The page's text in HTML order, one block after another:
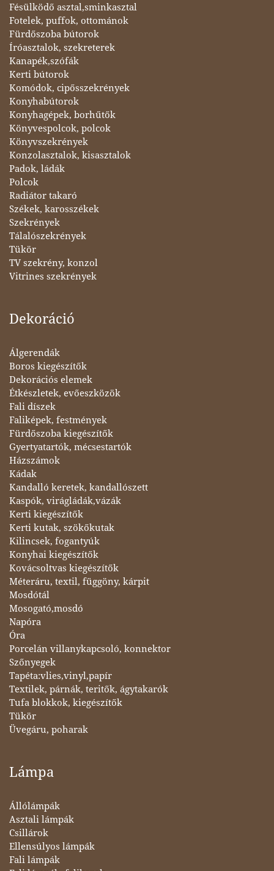
Fésülködő asztal,sminkasztal
Fotelek, puffok, ottománok
Fürdőszoba bútorok
Íróasztalok, szekreterek
Kanapék,szófák
Kerti bútorok
Komódok, cipősszekrények
Konyhabútorok
Konyhagépek, borhűtők
Könyvespolcok, polcok
Könyvszekrények
Konzolasztalok, kisasztalok
Padok, ládák
Polcok
Radiátor takaró
Székek, karosszékek
Szekrények
Tálalószekrények
Tükör
TV szekrény, konzol
Vitrines szekrények
Dekoráció
Álgerendák
Boros kiegészítők
Dekorációs elemek
Étkészletek, evőeszközök
Fali díszek
Faliképek, festmények
Fürdőszoba kiegészítők
Gyertyatartók, mécsestartók
Házszámok
Kádak
Kandalló keretek, kandallószett
Kaspók, virágládák,vázák
Kerti kiegészítők
Kerti kutak, szökőkutak
Kilincsek, fogantyúk
Konyhai kiegészítők
Kovácsoltvas kiegészítők
Méteráru, textil, függöny, kárpit
Mosdótál
Mosogató,mosdó
Napóra
Óra
Porcelán villanykapcsoló, konnektor
Szőnyegek
Tapéta:vlies,vinyl,papír
Textilek, párnák, teritők, ágytakarók
Tufa blokkok, kiegészítők
Tükör
Üvegáru, poharak
Lámpa
Állólámpák
Asztali lámpák
Csillárok
Ellensúlyos lámpák
Fali lámpák